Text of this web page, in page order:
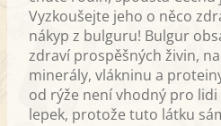
Vyzkoušejte jeho o něco
nákyp z bulguru! Bulgur
zdraví prospěšných živin,
minerály, vlákninu a
od rýže není vhodný pro
lepek, protože tuto látku